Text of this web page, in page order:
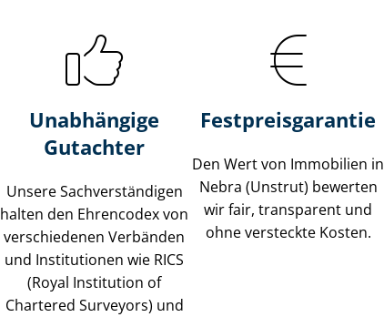
Unabhängige
Gutachter
Unsere Sach­ver­stän­di­gen
halten den Ehrencodex von
verschiedenen Verbänden
und Institutionen wie RICS
(Royal Institution of
Chartered Surveyors) und
Festpreis​garantie
Den Wert von Immobilien in
Nebra (Unstrut) bewerten
wir fair, transparent und
ohne versteckte Kosten.